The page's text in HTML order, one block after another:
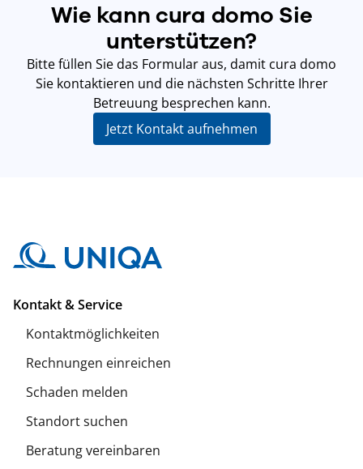
Wie kann cura domo Sie
unterstützen?
Bitte füllen Sie das Formular aus, damit cura domo
Sie kontaktieren und die nächsten Schritte Ihrer
Betreuung besprechen kann.
Jetzt Kontakt aufnehmen
Kontakt & Service
Kontaktmöglichkeiten
Rechnungen einreichen
Schaden melden
Standort suchen
Beratung vereinbaren